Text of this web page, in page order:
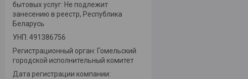
бытовых услуг: Не подлежит
занесению в реестр, Республика
Беларусь
УНП: 491386756
Регистрационный орган: Гомельский
городской исполнительный комитет
Дата регистрации компании: